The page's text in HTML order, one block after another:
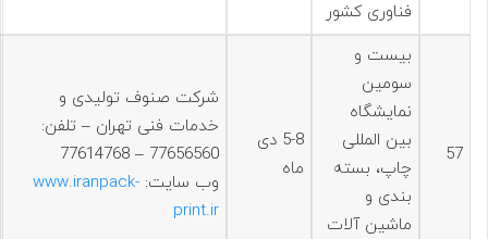
فناوری کشور
57
بیست و
سومين
نمایشگاه
بین المللی
چاپ، بسته
بندی و
ماشین آلات
5-8 دی
ماه
شرکت صنوف تولیدی و
خدمات فنی تهران – تلفن:
77656560 – 77614768
وب سایت: www.iranpack-
print.ir